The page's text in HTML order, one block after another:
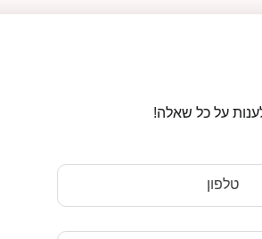
על כל שאלה!
טלפון